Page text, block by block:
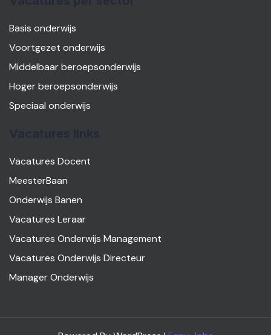
Basis onderwijs
Voortgezet onderwijs
Middelbaar beroepsonderwijs
Hoger beroepsonderwijs
Speciaal onderwijs
Vacatures Docent
MeesterBaan
Onderwijs Banen
Vacatures Leraar
Vacatures Onderwijs Management
Vacatures Onderwijs Directeur
Manager Onderwijs